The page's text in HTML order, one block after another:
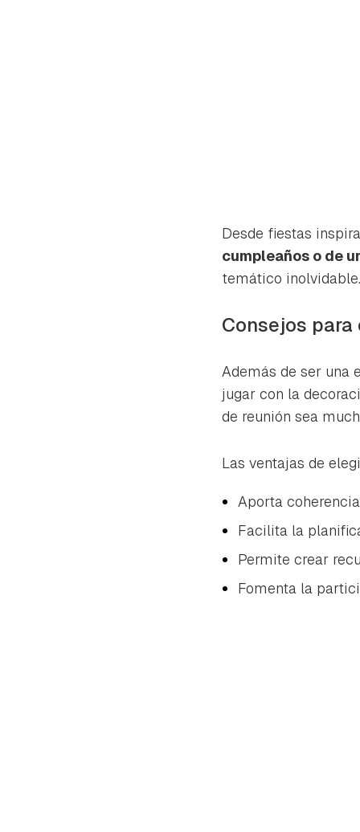
Desde fiestas
cumpleaños o de
temático inolvidable.
Consejos
Además de ser una
jugar con la
de reunión sea
Las ventajas de
Aporta
Facilita la
Permite crear
Fomenta la